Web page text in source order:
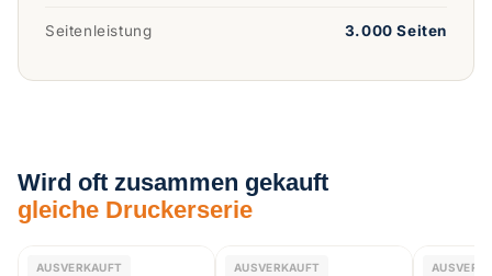
Seitenleistung 3.000 Seiten
Wird oft zusammen gekauft
gleiche Druckerserie
KOMPATIBEL
AUSVERKAUFT KOMPATIBEL
AUSVERKAUFT